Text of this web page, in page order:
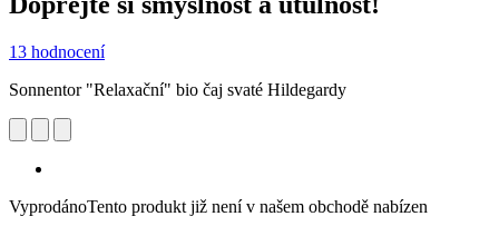
13 hodnocení
Sonnentor "Relaxační" bio čaj svaté Hildegardy
VyprodánoTento produkt již není v našem obchodě nabízen